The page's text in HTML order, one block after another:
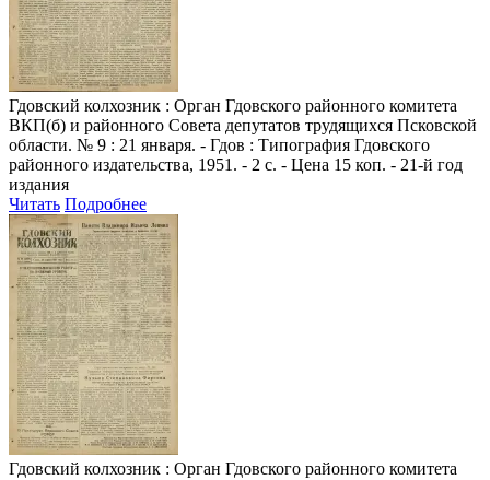
Гдовский колхозник : Орган Гдовского районного комитета
ВКП(б) и районного Совета депутатов трудящихся Псковской
области. № 9 : 21 января. - Гдов : Типография Гдовского
районного издательства, 1951. - 2 с. - Цена 15 коп. - 21-й год
издания
Читать Подробнее
Гдовский колхозник : Орган Гдовского районного комитета